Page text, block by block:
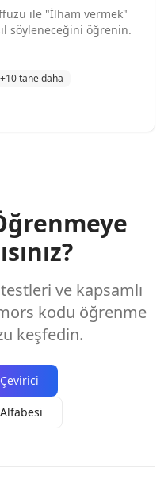
ile "İlham vermek"
söyleneceğini öğrenin.
+10 tane daha
ve kapsamlı
kodu öğrenme
keşfedin.